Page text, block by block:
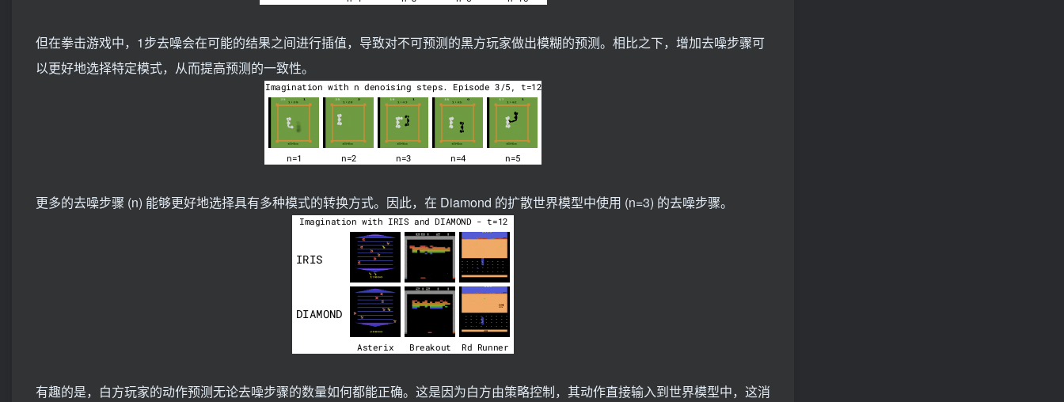
但在拳击游戏中，1步去噪会在可能的结果之间进行插值，导致对不可预测的黑方玩家做出模糊的预测。相比之下，增加去噪步骤可
以更好地选择特定模式，从而提高预测的一致性。
更多的去噪步骤 (n) 能够更好地选择具有多种模式的转换方式。因此，在 Diamond 的扩散世界模型中使用 (n=3) 的去噪步骤。
有趣的是，白方玩家的动作预测无论去噪步骤的数量如何都能正确。这是因为白方由策略控制，其动作直接输入到世界模型中，这消